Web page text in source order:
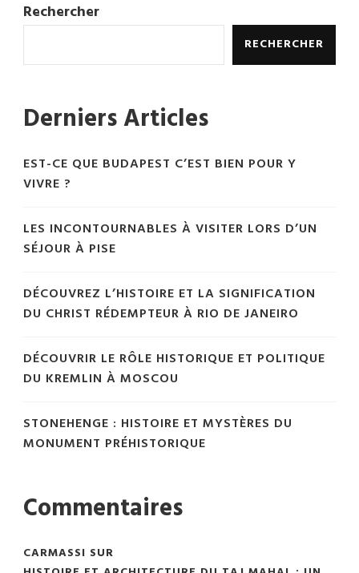
Rechercher
RECHERCHER
Derniers Articles
EST-CE QUE BUDAPEST C’EST BIEN POUR Y
VIVRE ?
LES INCONTOURNABLES À VISITER LORS D’UN
SÉJOUR À PISE
DÉCOUVREZ L’HISTOIRE ET LA SIGNIFICATION
DU CHRIST RÉDEMPTEUR À RIO DE JANEIRO
DÉCOUVRIR LE RÔLE HISTORIQUE ET POLITIQUE
DU KREMLIN À MOSCOU
STONEHENGE : HISTOIRE ET MYSTÈRES DU
MONUMENT PRÉHISTORIQUE
Commentaires
CARMASSI SUR